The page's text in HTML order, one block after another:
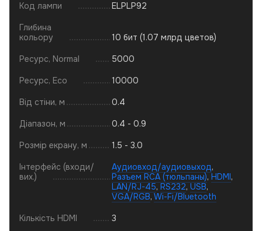
Код лампи ELPLP92
Глибина
кольору
10 бит (1.07 млрд цветов)
Ресурс, Normal 5000
Ресурс, Eco 10000
Від стіни, м 0.4
Діапазон, м 0.4 - 0.9
Розмір екрану, м 1.5 - 3.0
Інтерфейс (входи/
вих.)
Аудиовход/аудиовыход,
Разъем RCA (тюльпаны), HDMI,
LAN/RJ-45, RS232, USB,
VGA/RGB, Wi-Fi/Bluetooth
Кількість HDMI 3